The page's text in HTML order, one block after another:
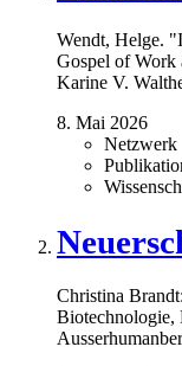
Wendt, Helge.
Gospel of Work
Karine V.
8. Mai 2026
Netzwerk
Christina
Biotechnologie,